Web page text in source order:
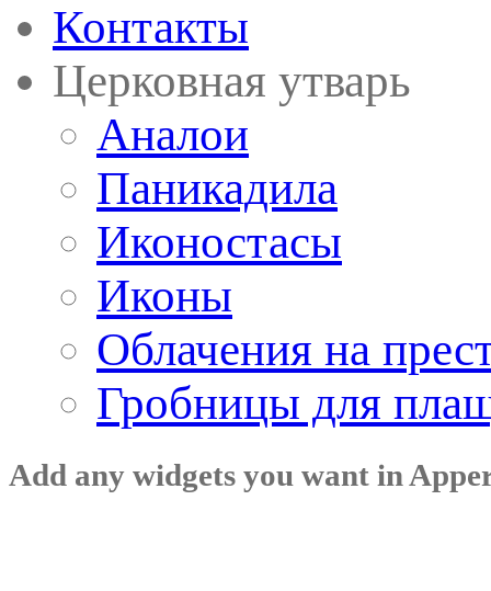
Контакты
Церковная утварь
Аналои
Паникадила
Иконостасы
Иконы
Облачения на
Гробницы для
Add any widgets you want in